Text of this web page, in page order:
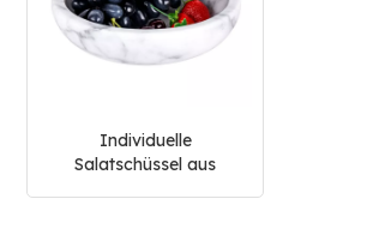
Individuelle
Salatschüssel aus